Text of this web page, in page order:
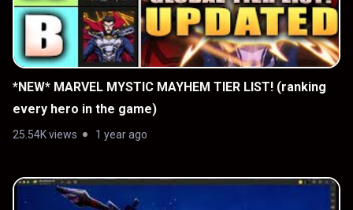
*NEW* MARVEL MYSTIC MAYHEM TIER LIST! (ranking
every hero in the game)
25.54K views 1 year ago